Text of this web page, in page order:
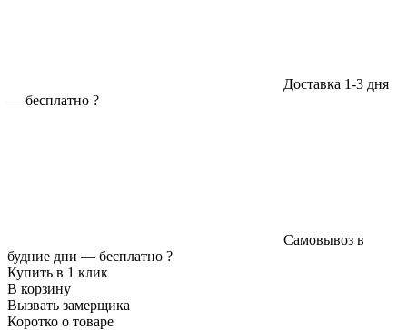
Доставка 1-3 дня
— бесплатно ?
Самовывоз в
будние дни — бесплатно ?
Купить в 1 клик
В корзину
Вызвать замерщика
Коротко о товаре